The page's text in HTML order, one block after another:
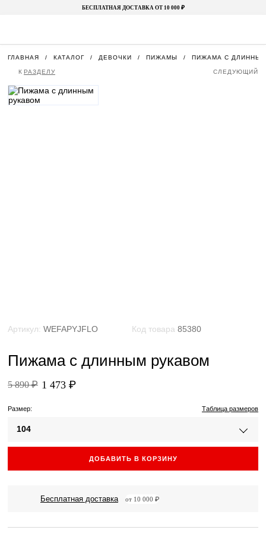
БЕСПЛАТНАЯ ДОСТАВКА ОТ 10 000 ₽
ГЛАВНАЯ КАТАЛОГ ДЕВОЧКИ ПИЖАМЫ ПИЖАМА С
К РАЗДЕЛУ СЛЕДУЮЩИЙ
Артикул: WEFAPYJFLO Код товара 85380
Пижама с длинным рукавом
5 890 ₽ 1 473 ₽
Размер: Таблица размеров
104
ДОБАВИТЬ В КОРЗИНУ
Бесплатная доставка от 10 000 ₽